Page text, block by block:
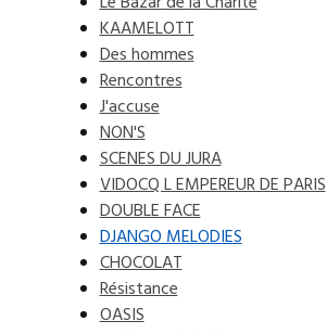
KAAMELOTT
Des hommes
Rencontres
J'accuse
NON'S
SCENES DU JURA
VIDOCQ L EMPEREUR DE PARIS
DOUBLE FACE
DJANGO MELODIES
CHOCOLAT
Résistance
OASIS